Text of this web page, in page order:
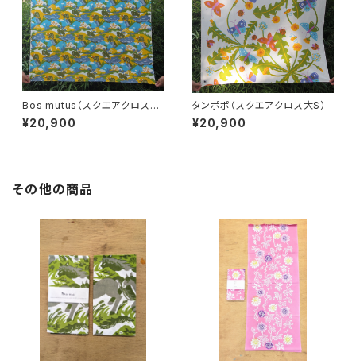
Bos mutus（スクエアクロス大
S）
¥20,900
タンポポ（スクエアクロス大S）
¥20,900
その他の商品